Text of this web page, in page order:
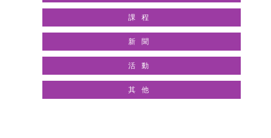
課程
新聞
活動
其他